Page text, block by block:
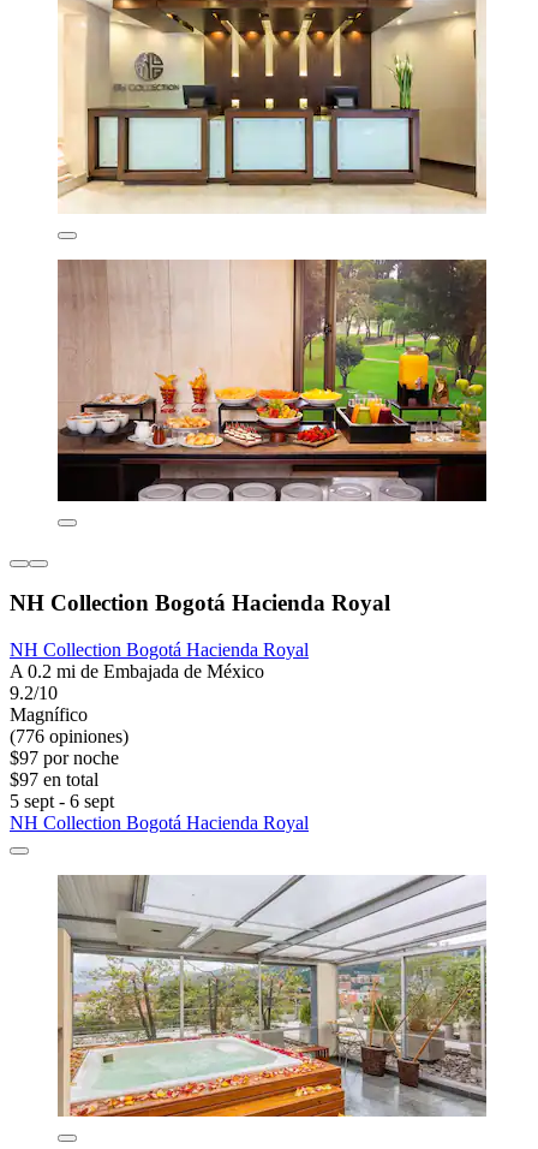
NH Collection Bogotá Hacienda Royal
NH Collection Bogotá Hacienda Royal
A 0.2 mi de Embajada de México
9.2/10
Magnífico
(776 opiniones)
$97 por noche
$97 en total
5 sept - 6 sept
NH Collection Bogotá Hacienda Royal